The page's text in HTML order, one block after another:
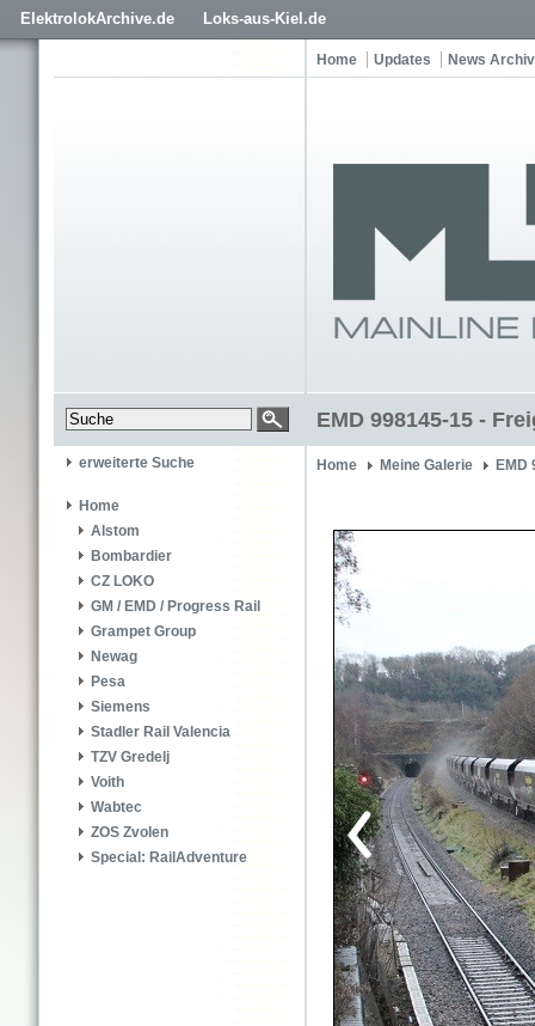
ElektrolokArchive.de Loks-aus-Kiel.de
Home Updates News Archiv
EMD 998145-15 -
erweiterte Suche
Home
Alstom
Bombardier
CZ LOKO
GM / EMD / Progress Rail
Grampet Group
Newag
Pesa
Siemens
Stadler Rail Valencia
TZV Gredelj
Voith
Wabtec
ZOS Zvolen
Special: RailAdventure
Home Meine Galerie EMD